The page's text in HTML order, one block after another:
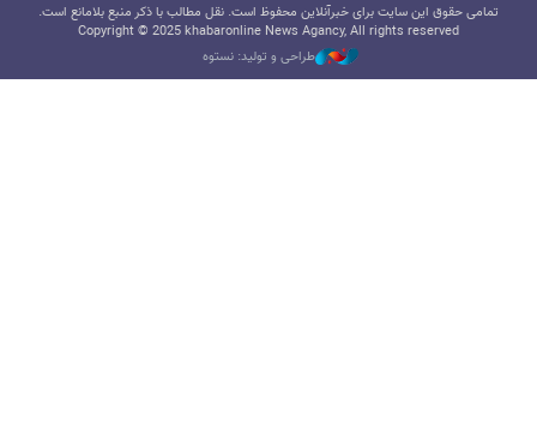
تمامی حقوق این سایت برای خبرآنلاین محفوظ است. نقل مطالب با ذکر منبع بلامانع است.
Copyright © 2025 khabaronline News Agancy, All rights reserved
طراحی و تولید: نستوه